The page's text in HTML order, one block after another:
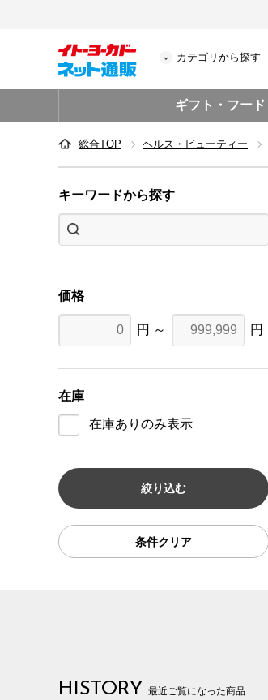
カテゴリから探す
ギフト・フード
総合TOP ヘルス・ビューティー
キーワードから探す
価格
円 ～ 円
在庫
在庫ありのみ表示
条件クリア
HISTORY 最近ご覧になった商品